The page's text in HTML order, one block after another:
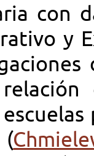
con
y
(